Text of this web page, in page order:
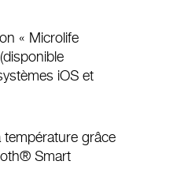
« Microlife
iOS et
température grâce
Smart